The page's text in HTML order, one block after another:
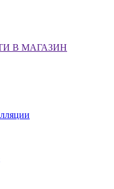
В МАГАЗИН